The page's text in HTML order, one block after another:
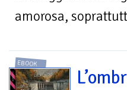
amorosa,
EBOOK